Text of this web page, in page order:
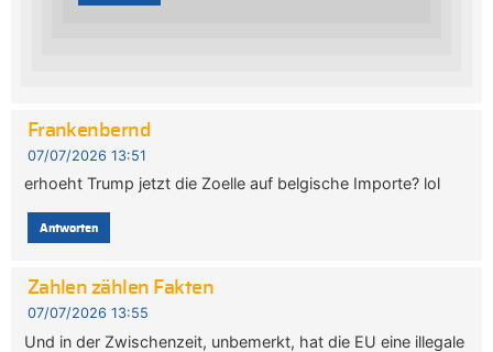
Frankenbernd
07/07/2026 13:51
erhoeht Trump jetzt die Zoelle auf belgische Importe? lol
Antworten
Zahlen zählen Fakten
07/07/2026 13:55
Und in der Zwischenzeit, unbemerkt, hat die EU eine illegale